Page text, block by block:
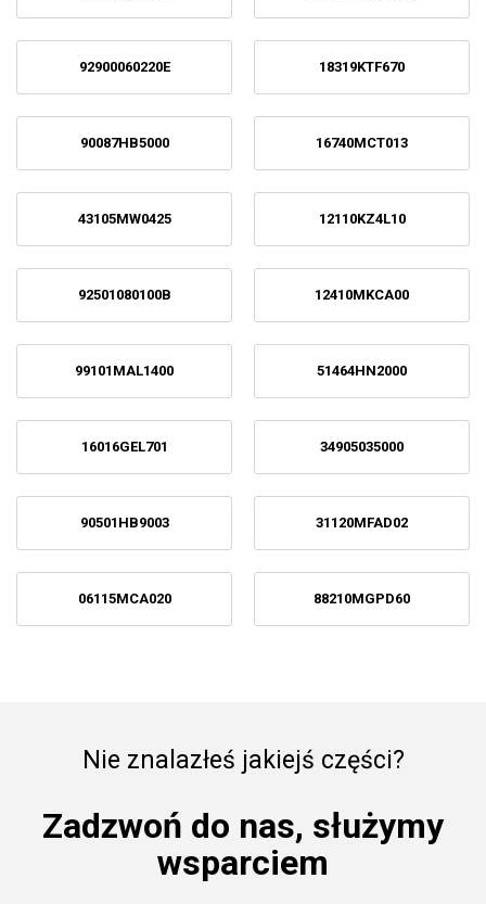
92900060220E 18319KTF670
90087HB5000 16740MCT013
43105MW0425 12110KZ4L10
92501080100B 12410MKCA00
99101MAL1400 51464HN2000
16016GEL701 34905035000
90501HB9003 31120MFAD02
06115MCA020 88210MGPD60
Nie znalazłeś jakiejś części?
Zadzwoń do nas, służymy
wsparciem